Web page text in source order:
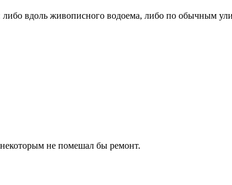
либо вдоль живописного водоема, либо по обычным
не помешал бы ремонт.